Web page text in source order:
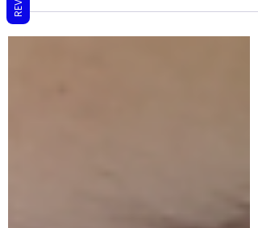
Rejuvi SPF 40 och Tinted SPF 40 på ett
naturligt sätt i salongen